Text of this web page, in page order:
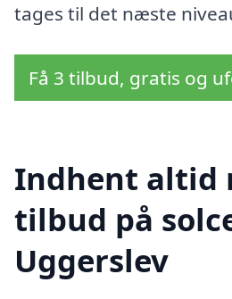
tages til det næste
Få 3 tilbud, gratis og
Indhent altid
tilbud på
Uggerslev